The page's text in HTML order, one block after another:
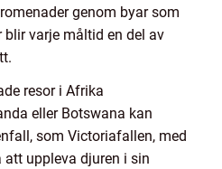
genom byar som
blir varje måltid en del av
resor i Afrika
eller Botswana kan
som Victoriafallen, med
uppleva djuren i sin